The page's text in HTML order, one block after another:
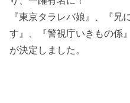
『東京タラレバ娘』、『兄
す』、『警視庁いきもの係
が決定しました。